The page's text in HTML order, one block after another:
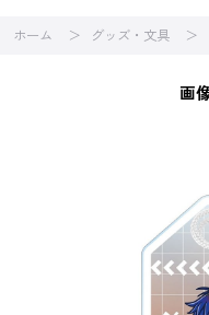
ホーム グッズ・文具
画